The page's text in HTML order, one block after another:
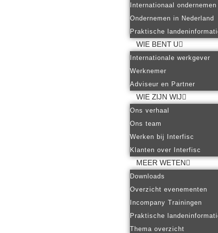
Internationaal ondernemen
Ondernemen in Nederland
Praktische
WIE BENT U
Internationale werkgever
Werknemer
Adviseur en Partner
WIE ZIJN WIJ
Ons verhaal
Ons team
Werken bij Interfisc
Klanten over Interfisc
MEER WETEN
Downloads
Overzicht evenementen
Incompany Trainingen
Praktische
Thema overzicht